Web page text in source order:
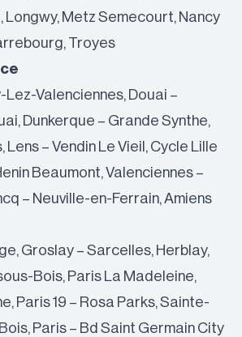
Longwy, Metz Semecourt, Nancy
Troyes
Lez-Valenciennes, Douai –
Dunkerque – Grande Synthe,
Lens – Vendin Le Vieil, Cycle Lille
Beaumont, Valenciennes –
– Neuville-en-Ferrain, Amiens
Groslay – Sarcelles, Herblay,
Bois, Paris La Madeleine,
Paris 19 – Rosa Parks, Sainte-
Paris – Bd Saint Germain City